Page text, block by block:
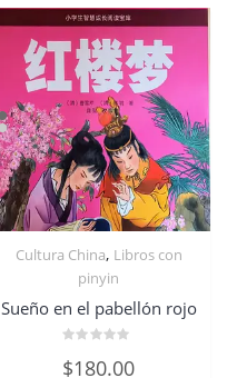
Cultura China, Libros con
pinyin
Sueño en el pabellón rojo
con
$180.00